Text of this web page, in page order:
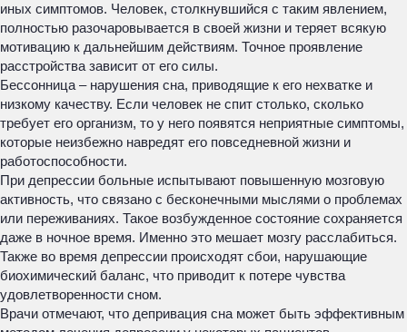
иных симптомов. Человек, столкнувшийся с таким явлением,
полностью разочаровывается в своей жизни и теряет всякую
мотивацию к дальнейшим действиям. Точное проявление
расстройства зависит от его силы.
Бессонница – нарушения сна, приводящие к его нехватке и
низкому качеству. Если человек не спит столько, сколько
требует его организм, то у него появятся неприятные симптомы,
которые неизбежно навредят его повседневной жизни и
работоспособности.
При депрессии больные испытывают повышенную мозговую
активность, что связано с бесконечными мыслями о проблемах
или переживаниях. Такое возбужденное состояние сохраняется
даже в ночное время. Именно это мешает мозгу расслабиться.
Также во время депрессии происходят сбои, нарушающие
биохимический баланс, что приводит к потере чувства
удовлетворенности сном.
Врачи отмечают, что депривация сна может быть эффективным